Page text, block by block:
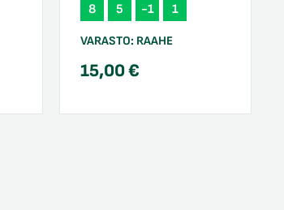
8 5 -1 1
VARASTO: RAAHE
15,00€